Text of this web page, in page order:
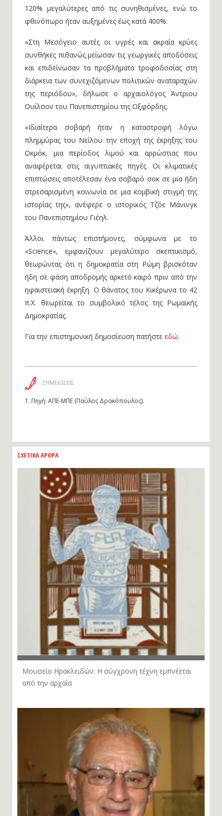
120% μεγαλύτερες από τις συνηθισμένες, ενώ το
φθινόπωρο ήταν αυξημένες έως κατά 400%.
«Στη Μεσόγειο αυτές οι υγρές και ακραία κρύες
συνθήκες πιθανώς μείωσαν τις γεωργικές αποδόσεις
και επιδείνωσαν τα προβλήματα τροφοδοσίας στη
διάρκεια των συνεχιζόμενων πολιτικών αναταραχών
της περιόδου», δήλωσε ο αρχαιολόγος Άντριου
Ουίλσον του Πανεπιστημίου της Οξφόρδης.
«Ιδιαίτερα σοβαρή ήταν η καταστροφή λόγω
πλημμύρας του Νείλου την εποχή της έκρηξης του
Οκμόκ, μια περίοδος λιμού και αρρώστιας που
αναφέρεται στις αιγυπτιακές πηγές. Οι κλιματικές
επιπτώσεις αποτέλεσαν ένα σοβαρό σοκ σε μια ήδη
στρεσαρισμένη κοινωνία σε μια κομβική στιγμή της
ιστορίας της», ανέφερε ο ιστορικός Τζόε Μάνινγκ
του Πανεπιστημίου Γιέηλ.
Άλλοι πάντως επιστήμονες, σύμφωνα με το
«Science», εμφανίζουν μεγαλύτερο σκεπτικισμό,
θεωρώντας ότι η δημοκρατία στη Ρώμη βρισκόταν
ήδη σε φάση αποδρομής αρκετό καιρό πριν από την
ηφαιστειακή έκρηξη. Ο θάνατος του Κικέρωνα το 42
π.Χ. θεωρείται το συμβολικό τέλος της Ρωμαϊκής
Δημοκρατίας.
Για την επιστημονική δημοσίευση πατήστε εδώ.
ΣΗΜΕΙΩΣΕΙΣ
1. Πηγή: ΑΠΕ-ΜΠΕ (Παύλος Δρακόπουλος).
ΣΧΕΤΙΚΑ ΑΡΘΡΑ
Μουσείο Ηρακλειδών: Η σύγχρονη τέχνη εμπνέεται
από την αρχαία